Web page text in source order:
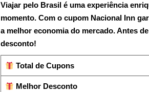
Viajar pelo Brasil é uma experiência
momento. Com o cupom Nacional Inn
a melhor economia do mercado. Antes
desconto!
Total de Cupons
Melhor Desconto